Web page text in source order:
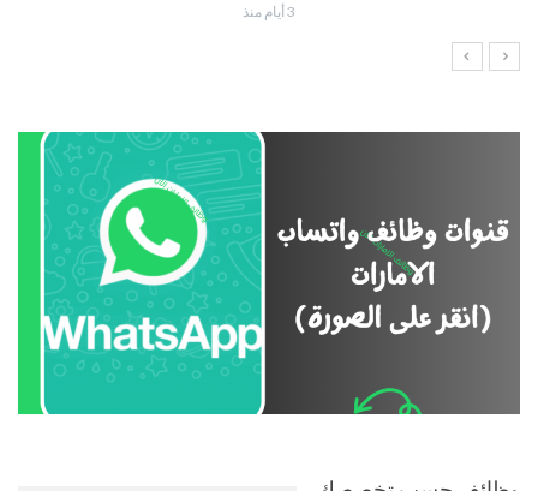
3 أيام منذ